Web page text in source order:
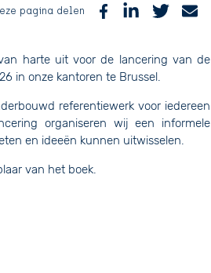
pagina delen
harte uit voor de lancering van de
in onze kantoren te Brussel.
referentiewerk voor iedereen
organiseren wij een informele
en ideeën kunnen uitwisselen.
van het boek.